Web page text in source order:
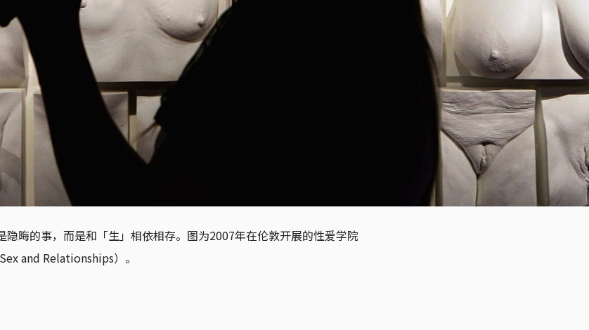
隐晦的事，而是和「生」相依相存。图为2007年在伦敦开展的性爱学院
and Relationships）。